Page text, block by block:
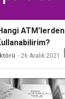
ATM’lerden
- 26 Aralık 2021